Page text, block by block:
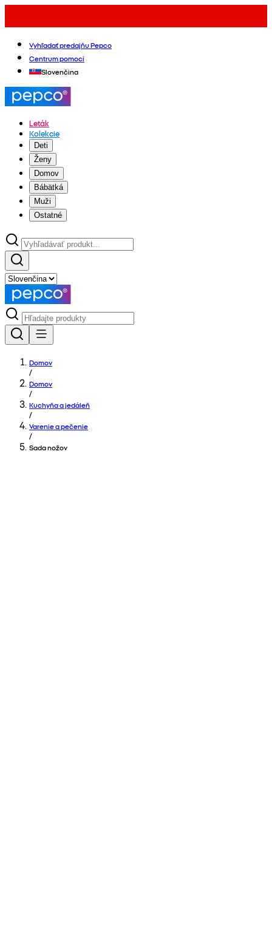
Vyhľadať predajňu Pepco
Centrum pomoci
Slovenčina
Leták
Kolekcie
Deti
Ženy
Domov
Bábätká
Muži
Ostatné
Domov
/
Domov
/
Kuchyňa a jedáleň
/
Varenie a pečenie
/
Sada nožov